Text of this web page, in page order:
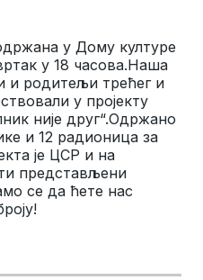
у Дому културе
у 18 часова.Наша
и родитељи трећег и
у пројекту
није друг“.Одржано
и 12 радионица за
је ЦСР и на
представљени
се да ћете нас